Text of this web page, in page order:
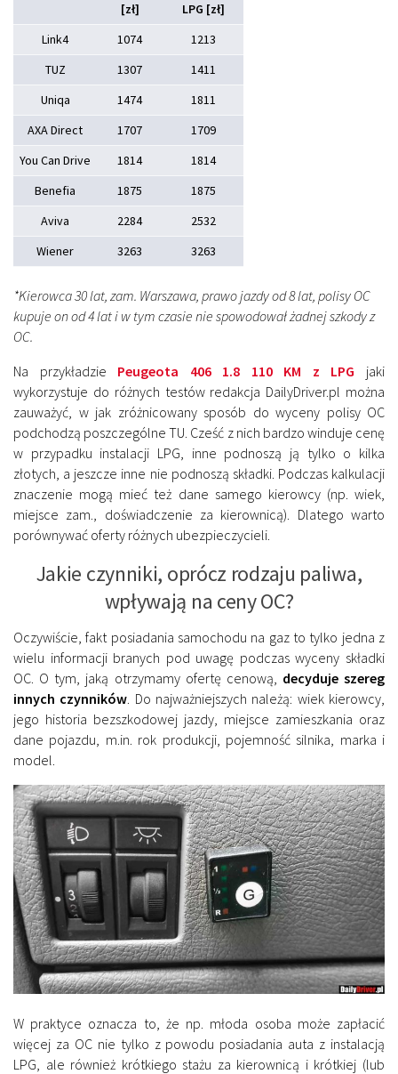
[zł]
LPG [zł]
Link4
1074
1213
TUZ
1307
1411
Uniqa
1474
1811
AXA Direct
1707
1709
You Can Drive
1814
1814
Benefia
1875
1875
Aviva
2284
2532
Wiener
3263 3263
*Kierowca 30 lat, zam. Warszawa, prawo jazdy od 8 lat, polisy OC
kupuje on od 4 lat i w tym czasie nie spowodował żadnej szkody z
OC.
Na przykładzie Peugeota 406 1.8 110 KM z LPG jaki
wykorzystuje do różnych testów redakcja DailyDriver.pl można
zauważyć, w jak zróżnicowany sposób do wyceny polisy OC
podchodzą poszczególne TU. Cześć z nich bardzo winduje cenę
w przypadku instalacji LPG, inne podnoszą ją tylko o kilka
złotych, a jeszcze inne nie podnoszą składki. Podczas kalkulacji
znaczenie mogą mieć też dane samego kierowcy (np. wiek,
miejsce zam., doświadczenie za kierownicą). Dlatego warto
porównywać oferty różnych ubezpieczycieli.
Jakie czynniki, oprócz rodzaju paliwa,
wpływają na ceny OC?
Oczywiście, fakt posiadania samochodu na gaz to tylko jedna z
wielu informacji branych pod uwagę podczas wyceny składki
OC. O tym, jaką otrzymamy ofertę cenową, decyduje szereg
innych czynników. Do najważniejszych należą: wiek kierowcy,
jego historia bezszkodowej jazdy, miejsce zamieszkania oraz
dane pojazdu, m.in. rok produkcji, pojemność silnika, marka i
model.
W praktyce oznacza to, że np. młoda osoba może zapłacić
więcej za OC nie tylko z powodu posiadania auta z instalacją
LPG, ale również krótkiego stażu za kierownicą i krótkiej (lub